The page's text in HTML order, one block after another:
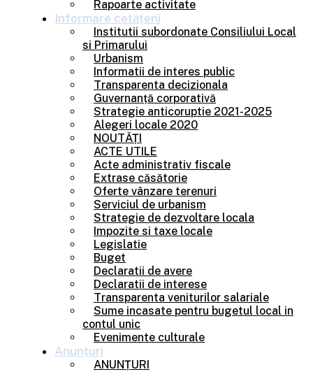
Rapoarte activitate
Informare cetățeni
Institutii subordonate Consiliului Local
si Primarului
Urbanism
Informatii de interes public
Transparenta decizionala
Guvernanță corporativă
Strategie anticoruptie 2021-2025
Alegeri locale 2020
NOUTĂȚI
ACTE UTILE
Acte administrativ fiscale
Extrase căsătorie
Oferte vânzare terenuri
Serviciul de urbanism
Strategie de dezvoltare locala
Impozite si taxe locale
Legislatie
Buget
Declaratii de avere
Declaratii de interese
Transparenta veniturilor salariale
Sume incasate pentru bugetul local in
contul unic
Evenimente culturale
Anunțuri
ANUNȚURI